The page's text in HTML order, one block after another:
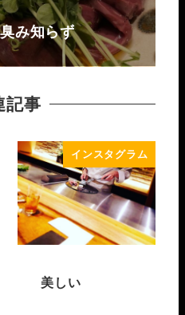
み知らず️
記事
インスタグラム
美しい